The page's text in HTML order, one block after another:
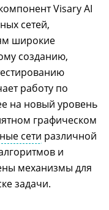
Visary AI
сетей,
широкие
созданию,
работу по
на новый уровень
графическом
сети различной
и
механизмы для
задачи.